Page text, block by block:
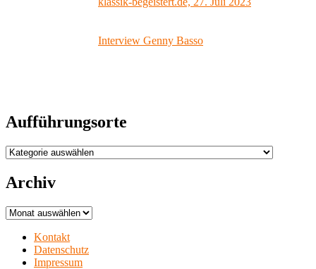
Interview Genny Basso
Aufführungsorte
Aufführungsorte
Archiv
Archiv
Kontakt
Datenschutz
Impressum